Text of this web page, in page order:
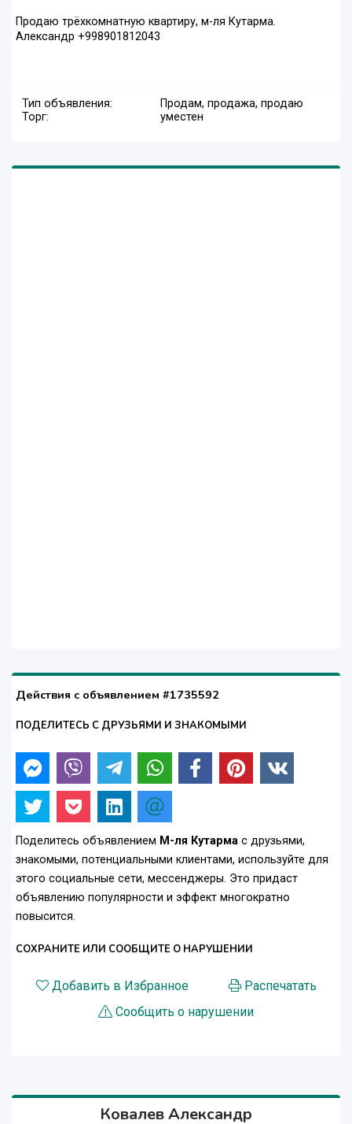
Продаю трёхкомнатную квартиру, м-ля Кутарма.
Александр +998901812043
Тип объявления:
Продам, продажа, продаю
Торг:
уместен
Действия с объявлением #1735592
ПОДЕЛИТЕСЬ С ДРУЗЬЯМИ И ЗНАКОМЫМИ
Поделитесь объявлением М-ля Кутарма с друзьями,
знакомыми, потенциальными клиентами, используйте для
этого социальные сети, мессенджеры. Это придаст
объявлению популярности и эффект многократно
повысится.
СОХРАНИТЕ ИЛИ СООБЩИТЕ О НАРУШЕНИИ
Добавить в Избранное
Распечатать
Сообщить о нарушении
Ковалев Александр